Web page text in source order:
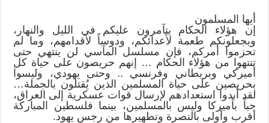
أيها المسلمون
إن هؤلاء الحكام يتآمرون عليكم في الليل والنهار،
ويجعلونكم طعمة لأعدائكم، ودوساً لأقدامهم، وما لم
تحزموا أمركم، فإن مسلسل المآسي لن ينتهي حتى
تنتهوا من هؤلاء الحكام … إنهم حريصون على حياة كل
أميركي وبريطاني وفرنسي .. وحتى يهودي، وليسوا
بحريصين على حياة المسلمين الذين يُقتلون بالجملة…
لقد أبدوا استعدادهم لإرسال قوات عسكرية إلى العراق،
حباً بأميركا وليس بالمسلمين، بينما فلسطين المباركة
أقرب وأولى بالنصرة وتطهيرها من رجس يهود.